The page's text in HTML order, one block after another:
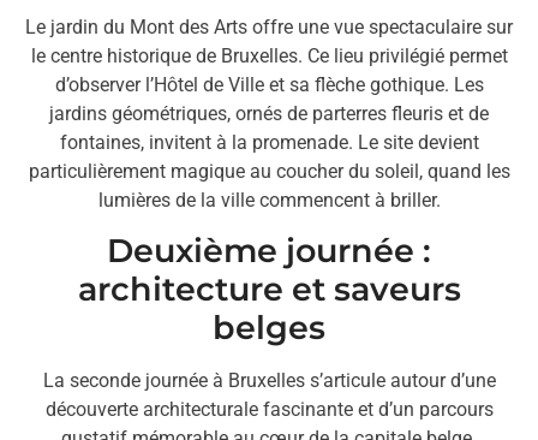
Le jardin du Mont des Arts offre une vue spectaculaire sur
le centre historique de Bruxelles. Ce lieu privilégié permet
d’observer l’Hôtel de Ville et sa flèche gothique. Les
jardins géométriques, ornés de parterres fleuris et de
fontaines, invitent à la promenade. Le site devient
particulièrement magique au coucher du soleil, quand les
lumières de la ville commencent à briller.
Deuxième journée :
architecture et saveurs
belges
La seconde journée à Bruxelles s’articule autour d’une
découverte architecturale fascinante et d’un parcours